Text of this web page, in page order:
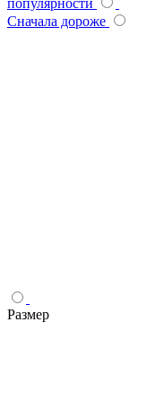
Сначала дороже
Размер